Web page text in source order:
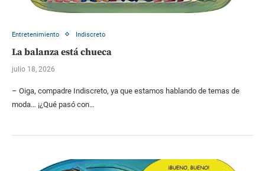
Entretenimiento Indiscreto
La balanza está chueca
julio 18, 2026
– Oiga, compadre Indiscreto, ya que estamos hablando de temas de
moda… ¡¿Qué pasó con…